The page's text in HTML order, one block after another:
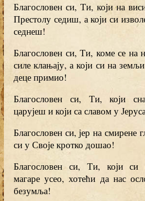
Благословен си, Ти, који на
Престолу седиш, а који си
седнеш!
Благословен си, Ти, коме се на
силе клањају, а који си на
деце примио!
Благословен си, Ти, који
царујеш и који са славом у
Благословен си, јер на смирене
си у Своје кротко дошао!
Благословен си, Ти, који си
магаре усео, хотећи да нас
безумља!